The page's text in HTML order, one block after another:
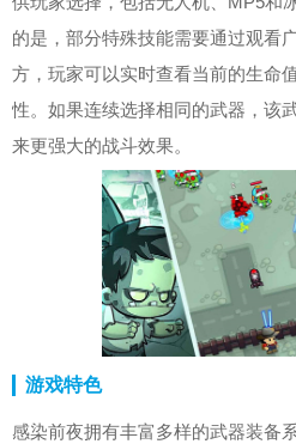
的是，部分特殊技能需要通过观看
方，玩家可以实时查看当前的生命
性。如果连续选择相同的武器，该
来更强大的战斗效果。
游戏特色
感染前夜拥有丰富多样的武器装备